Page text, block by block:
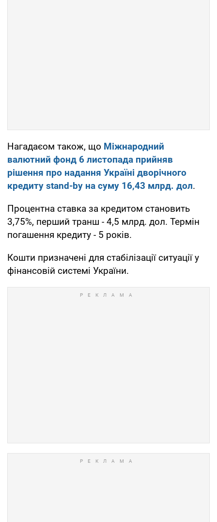
Нагадаєом також, що Міжнародний
валютний фонд 6 листопада прийняв
рішення про надання Україні дворічного
кредиту stand-by на суму 16,43 млрд. дол.
Процентна ставка за кредитом становить
3,75%, перший транш - 4,5 млрд. дол. Термін
погашення кредиту - 5 років.
Кошти призначені для стабілізації ситуації у
фінансовій системі України.